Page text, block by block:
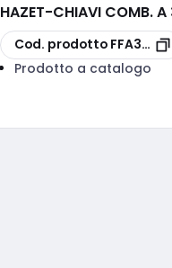
HAZET-CHIAVI COMB.
copia
Cod. prodotto
Prodotto a catalogo